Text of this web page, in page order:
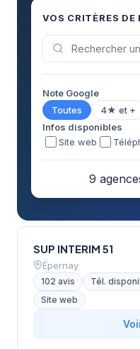
VOS CRITÈRES DE
Note Google
Toutes
4★ et +
Infos disponibles
Site web
9
SUP INTERIM 51
Épernay
102 avis Tél.
Site web